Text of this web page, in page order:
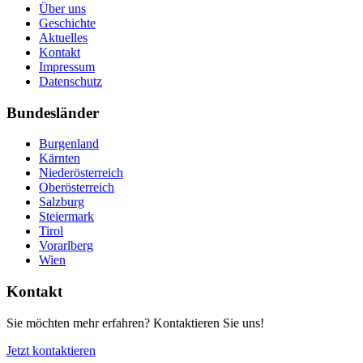
Über uns
Geschichte
Aktuelles
Kontakt
Impressum
Datenschutz
Bundesländer
Burgenland
Kärnten
Niederösterreich
Oberösterreich
Salzburg
Steiermark
Tirol
Vorarlberg
Wien
Kontakt
Sie möchten mehr erfahren? Kontaktieren Sie uns!
Jetzt kontaktieren